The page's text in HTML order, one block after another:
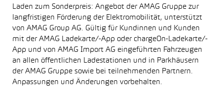
Laden zum Sonderpreis: Angebot der AMAG Gruppe zur
langfristigen Förderung der Elektromobilität, unterstützt
von AMAG Group AG. Gültig für Kundinnen und Kunden
mit der AMAG Ladekarte/-App oder chargeOn-Ladekarte/-
App und von AMAG Import AG eingeführten Fahrzeugen
an allen öffentlichen Ladestationen und in Parkhäusern
der AMAG Gruppe sowie bei teilnehmenden Partnern.
Anpassungen und Änderungen vorbehalten.